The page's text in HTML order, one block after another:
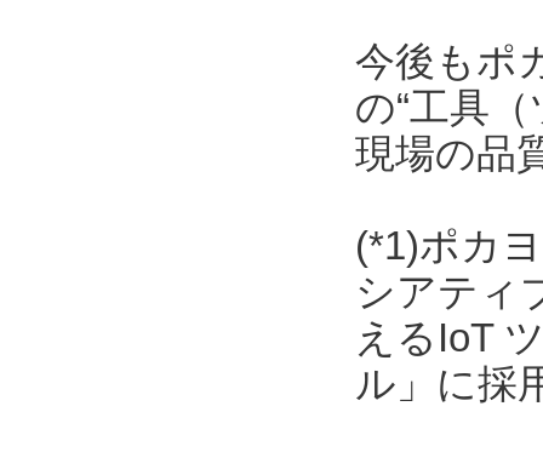
今後もポ
の“工具
現場の品
(*1)ポカ
シアティ
えるIoT
ル」に採